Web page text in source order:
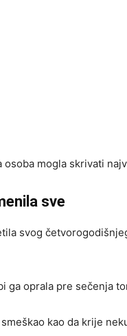
mogla skrivati
sve
svog
ga oprala pre sečenja
kao da krije